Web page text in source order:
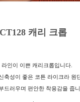
CT128 캐리 크롭
라인이 이쁜 캐리크롭입니다.
축성이 좋은 코튼 라이크라 원
드러우며 편안한 착용감을 줍